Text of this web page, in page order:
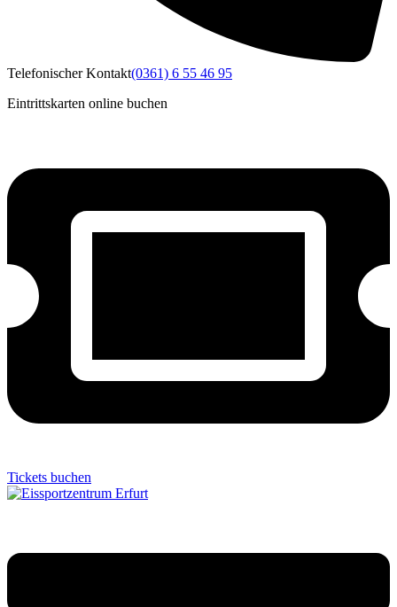
Telefonischer Kontakt(0361) 6 55 46 95
Eintrittskarten online buchen
Tickets buchen